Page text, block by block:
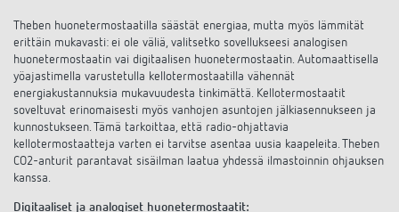
Theben huonetermostaatilla säästät energiaa, mutta myös lämmität
erittäin mukavasti: ei ole väliä, valitsetko sovellukseesi analogisen
huonetermostaatin vai digitaalisen huonetermostaatin. Automaattisella
yöajastimella varustetulla kellotermostaatilla vähennät
energiakustannuksia mukavuudesta tinkimättä. Kellotermostaatit
soveltuvat erinomaisesti myös vanhojen asuntojen jälkiasennukseen ja
kunnostukseen. Tämä tarkoittaa, että radio-ohjattavia
kellotermostaatteja varten ei tarvitse asentaa uusia kaapeleita. Theben
CO2-anturit parantavat sisäilman laatua yhdessä ilmastoinnin ohjauksen
kanssa.
Digitaaliset ja analogiset huonetermostaatit: